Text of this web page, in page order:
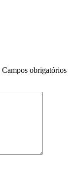
Campos obrigatórios